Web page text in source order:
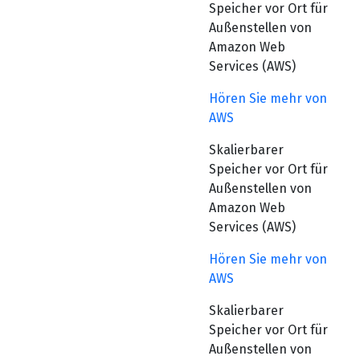
Speicher vor Ort für
Außenstellen von
Amazon Web
Services (AWS)
Hören Sie mehr von
AWS
Skalierbarer
Speicher vor Ort für
Außenstellen von
Amazon Web
Services (AWS)
Hören Sie mehr von
AWS
Skalierbarer
Speicher vor Ort für
Außenstellen von